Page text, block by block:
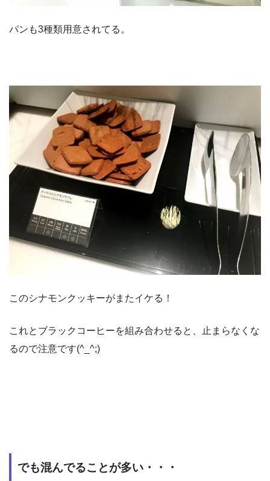
パンも3種類用意されてる。
このシナモンクッキーがまたイケる！
これとブラックコーヒーを組み合わせると、止まらなくな
るので注意です(^_^;)
でも混んでることが多い・・・